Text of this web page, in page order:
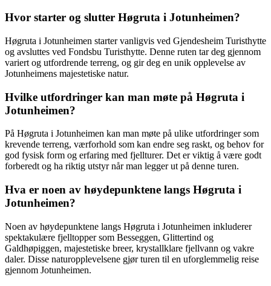
Hvor starter og slutter Høgruta i Jotunheimen?
Høgruta i Jotunheimen starter vanligvis ved Gjendesheim Turisthytte
og avsluttes ved Fondsbu Turisthytte. Denne ruten tar deg gjennom
variert og utfordrende terreng, og gir deg en unik opplevelse av
Jotunheimens majestetiske natur.
Hvilke utfordringer kan man møte på Høgruta i
Jotunheimen?
På Høgruta i Jotunheimen kan man møte på ulike utfordringer som
krevende terreng, værforhold som kan endre seg raskt, og behov for
god fysisk form og erfaring med fjellturer. Det er viktig å være godt
forberedt og ha riktig utstyr når man legger ut på denne turen.
Hva er noen av høydepunktene langs Høgruta i
Jotunheimen?
Noen av høydepunktene langs Høgruta i Jotunheimen inkluderer
spektakulære fjelltopper som Besseggen, Glittertind og
Galdhøpiggen, majestetiske breer, krystallklare fjellvann og vakre
daler. Disse naturopplevelsene gjør turen til en uforglemmelig reise
gjennom Jotunheimen.